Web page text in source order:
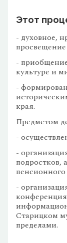
Этот
- духовное,
-
культуре и
-
края.
Предметом
-
-
подростков,
пенсионного
-
Старицком
пределами.